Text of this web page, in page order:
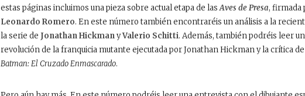
estas páginas incluimos una pieza sobre actual etapa de lasAves de Presa, firmada
Leonardo Romero. En este número también encontraréis un análisis a la
la serie de Jonathan HickmanyValerio Schitti. Además, también podréis leer
revolución de la franquicia mutante ejecutada por Jonathan Hickman y la crítica
Batman: El Cruzado Enmascarado.